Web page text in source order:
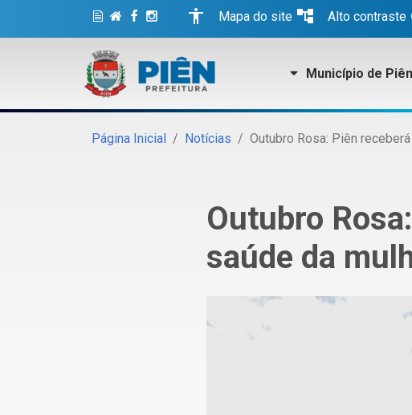
accessibility Mapa do site account_tree Alto contraste
Município de Piên
Página Inicial Notícias Outubro Rosa: Piên
Outubro
saúde da